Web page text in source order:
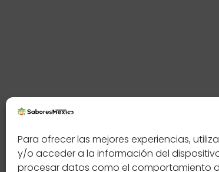
Para ofrecer las mejores experiencias,
y/o acceder a la información del
procesar datos como el comportamiento
Contáctenos